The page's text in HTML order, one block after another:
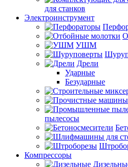
для станков
Электроинструмент
УШМ
Дрели
Ударные
Безударные
пылесосы
Компрессоры